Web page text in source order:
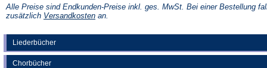
Liederbücher
Chorbücher
einem
neuen
Alle Preise sind Endkunden-Preise inkl. ges. MwSt. Bei einer Bestellung
zusätzlich Versandkosten(Öffnet
an.